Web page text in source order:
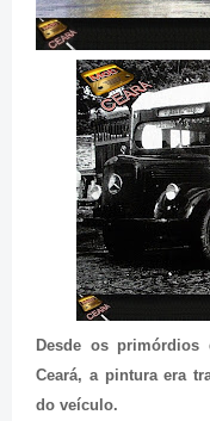
Desde os
Ceará, a pintura era
do veículo.